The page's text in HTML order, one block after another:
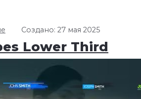
Создано: 27 мая 2025
Lower Third